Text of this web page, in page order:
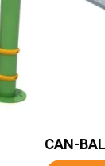
CAN-BAL